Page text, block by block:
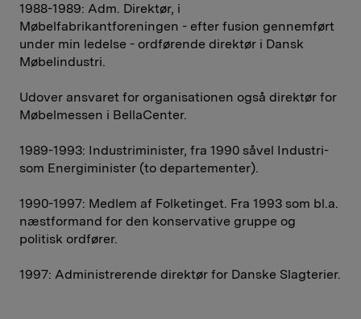
1988-1989: Adm. Direktør, i
Møbelfabrikantforeningen - efter fusion gennemført
under min ledelse - ordførende direktør i Dansk
Møbelindustri.
Udover ansvaret for organisationen også direktør for
Møbelmessen i BellaCenter.
1989-1993: Industriminister, fra 1990 såvel Industri-
som Energiminister (to departementer).
1990-1997: Medlem af Folketinget. Fra 1993 som bl.a.
næstformand for den konservative gruppe og
politisk ordfører.
1997: Administrerende direktør for Danske Slagterier.